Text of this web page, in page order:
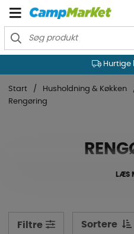
Hurtige
Start Husholdning & Køkken
Rengøring
LÆS
Filtre Sortere